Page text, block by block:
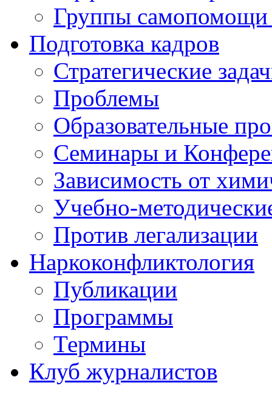
Группы самопомощи
Подготовка кадров
Стратегические
Проблемы
Образовательные
Семинары и
Зависимость от
Учебно-
Против легализации
Наркоконфликтология
Публикации
Программы
Термины
Клуб журналистов